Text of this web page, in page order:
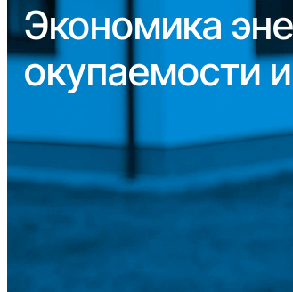
Экономика
окупаемости